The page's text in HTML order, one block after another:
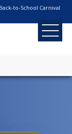
to-School Carnival